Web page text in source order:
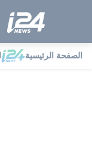
الصفحة الرئيسية